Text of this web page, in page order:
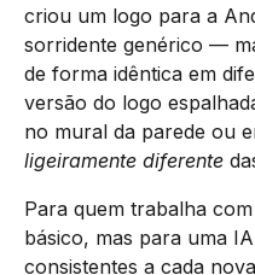
criou um logo para a
sorridente genérico —
de forma idêntica em
versão do logo
no mural da parede ou
ligeiramente diferente
Para quem trabalha
básico, mas para uma
consistentes a cada